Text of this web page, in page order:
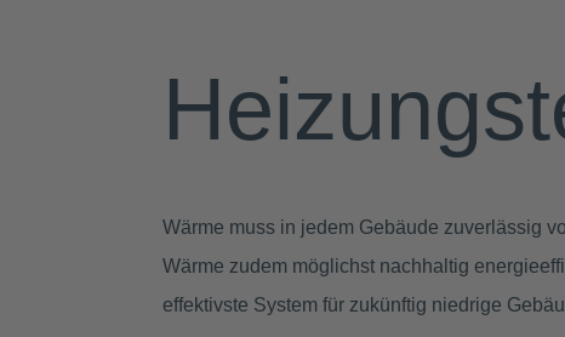
Wärme muss in jedem Gebäude zuverlässig
Wärme zudem möglichst nachhaltig
effektivste System für zukünftig niedrige